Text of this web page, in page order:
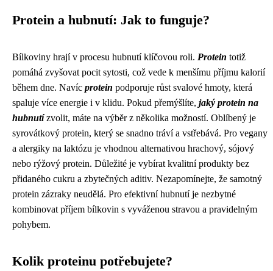
Protein a hubnutí: Jak to funguje?
Bílkoviny hrají v procesu hubnutí klíčovou roli. Protein totiž
pomáhá zvyšovat pocit sytosti, což vede k menšímu příjmu kalorií
během dne. Navíc protein podporuje růst svalové hmoty, která
spaluje více energie i v klidu. Pokud přemýšlíte, jaký protein na
hubnutízvolit, máte na výběr z několika možností. Oblíbený je
syrovátkový protein, který se snadno tráví a vstřebává. Pro vegany
a alergiky na laktózu je vhodnou alternativou hrachový, sójový
nebo rýžový protein. Důležité je vybírat kvalitní produkty bez
přidaného cukru a zbytečných aditiv. Nezapomínejte, že samotný
protein zázraky neudělá. Pro efektivní hubnutí je nezbytné
kombinovat příjem bílkovin s vyváženou stravou a pravidelným
pohybem.
Kolik proteinu potřebujete?